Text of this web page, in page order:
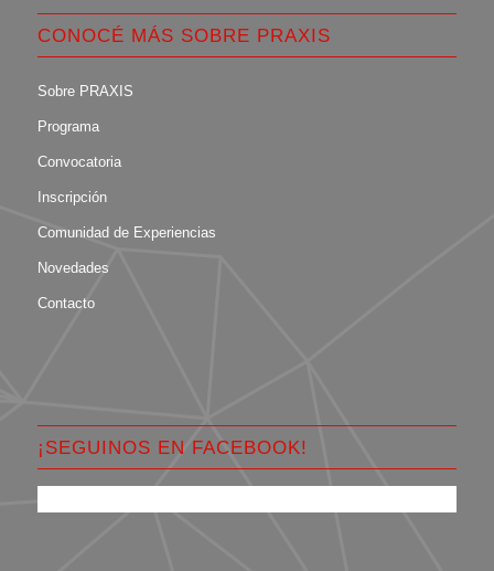
CONOCÉ MÁS SOBRE PRAXIS
Sobre PRAXIS
Programa
Convocatoria
Inscripción
Comunidad de Experiencias
Novedades
Contacto
¡SEGUINOS EN FACEBOOK!